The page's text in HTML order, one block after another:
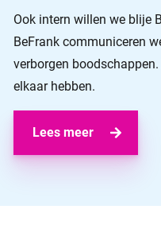
Ook intern willen we blije
BeFrank communiceren
verborgen
elkaar hebben.
Lees meer